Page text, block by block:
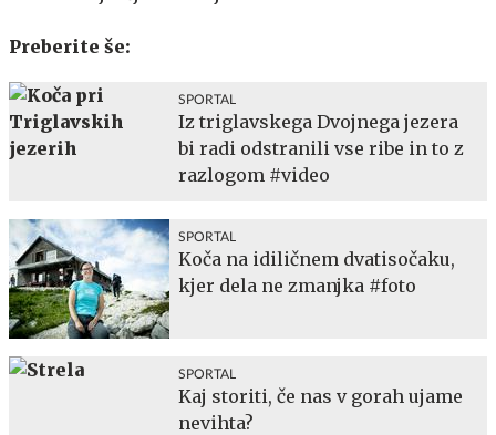
Preberite še:
SPORTAL
Iz triglavskega Dvojnega jezera
bi radi odstranili vse ribe in to z
razlogom #video
SPORTAL
Koča na idiličnem dvatisočaku,
kjer dela ne zmanjka #foto
SPORTAL
Kaj storiti, če nas v gorah ujame
nevihta?